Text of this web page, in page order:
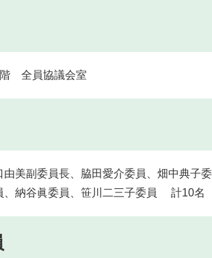
全員協議会室
美副委員長、脇田愛介委員、畑中典子
、納谷眞委員、笹川二三子委員 計10名